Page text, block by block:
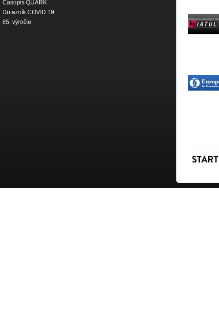
Časopis QUARK
Dotazník COVID 19
85. výročie